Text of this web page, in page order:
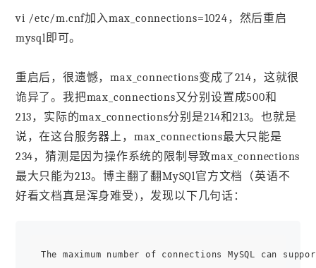
vi /etc/m.cnf加入max_connections=1024，然后重启
mysql即可。
重启后，很遗憾，max_connections变成了214，这就很
诡异了。我把max_connections又分别设置成500和
213，实际的max_connections分别是214和213。也就是
说，在这台服务器上，max_connections最大只能是
234，猜测是因为操作系统的限制导致max_connections
最大只能为213。博主翻了翻MySQl官方文档（英语不
好看文档真是浑身难受)，发现以下几句话：
The maximum number of connections MySQL can